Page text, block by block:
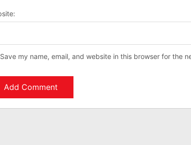
Save my name, email, and website in this browser for the